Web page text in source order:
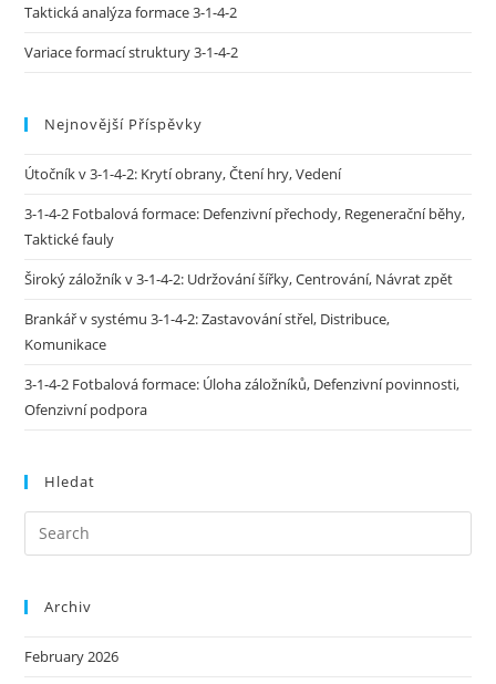
Taktická analýza formace 3-1-4-2
Variace formací struktury 3-1-4-2
Nejnovější Příspěvky
Útočník v 3-1-4-2: Krytí obrany, Čtení hry, Vedení
3-1-4-2 Fotbalová formace: Defenzivní přechody, Regenerační běhy,
Taktické fauly
Široký záložník v 3-1-4-2: Udržování šířky, Centrování, Návrat zpět
Brankář v systému 3-1-4-2: Zastavování střel, Distribuce,
Komunikace
3-1-4-2 Fotbalová formace: Úloha záložníků, Defenzivní povinnosti,
Ofenzivní podpora
Hledat
Archiv
February 2026